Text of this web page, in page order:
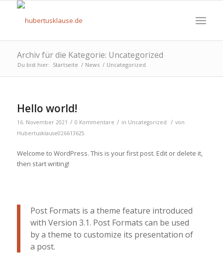
Archiv für die Kategorie: Uncategorized
Du bist hier: Startseite / News / Uncategorized
Hello world!
16. November 2021 / 0 Kommentare / in Uncategorized / von
Hubertusklause026613625
Welcome to WordPress. This is your first post. Edit or delete it,
then start writing!
Post Formats is a theme feature introduced
with Version 3.1. Post Formats can be used
by a theme to customize its presentation of
a post.